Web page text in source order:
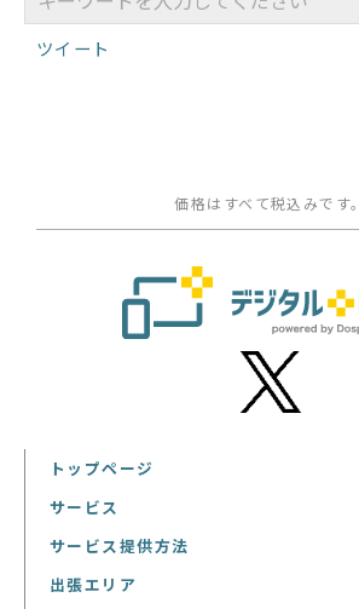
ツイート
価格はすべて税込みです。
トップページ
サービス
サービス提供方法
出張エリア